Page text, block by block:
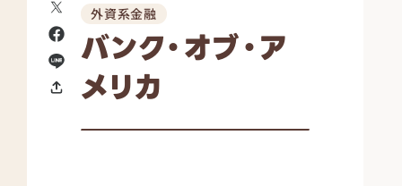
外資系金融
バンク・オブ・ア
メリカ